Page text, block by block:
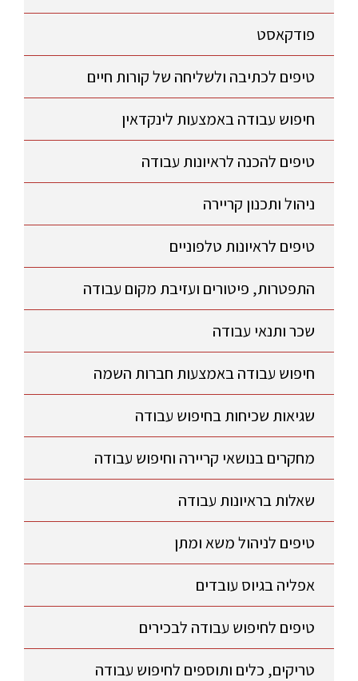
פודקאסט
טיפים לכתיבה ולשליחה של קורות חיים
חיפוש עבודה באמצעות לינקדאין
טיפים להכנה לראיונות עבודה
ניהול ותכנון קריירה
טיפים לראיונות טלפוניים
התפטרות, פיטורים ועזיבת מקום עבודה
שכר ותנאי עבודה
חיפוש עבודה באמצעות חברות השמה
שגיאות שכיחות בחיפוש עבודה
מחקרים בנושאי קריירה וחיפוש עבודה
שאלות בראיונות עבודה
טיפים לניהול משא ומתן
אפליה בגיוס עובדים
טיפים לחיפוש עבודה לבכירים
טריקים, כלים ותוספים לחיפוש עבודה